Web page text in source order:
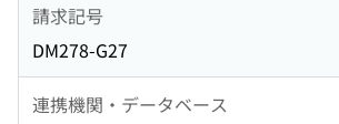
請求記号
DM278-G27
連携機関・データベース